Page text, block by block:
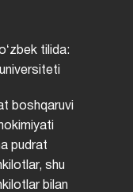
tilida:
boshqaruvi
pudrat
shu
bilan